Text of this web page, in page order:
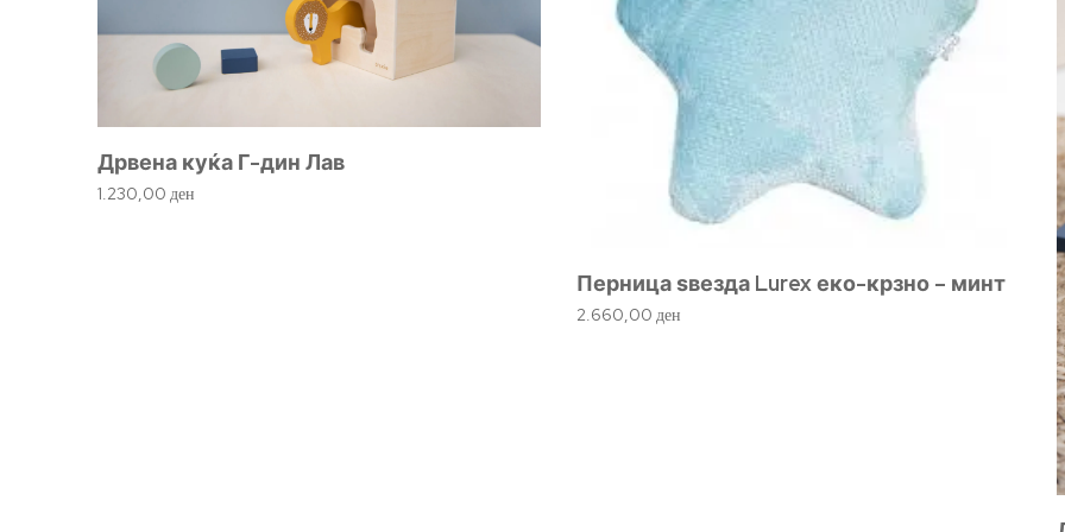
Дрвена куќа Г-дин Лав
1.230,00ден
Перница ѕвезда Lurex еко-крзно – минт
2.660,00ден